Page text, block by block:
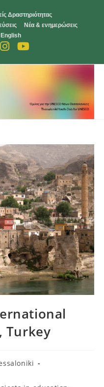
Δραστηριότητας
Νέα & ενημερώσεις
English
Turkey